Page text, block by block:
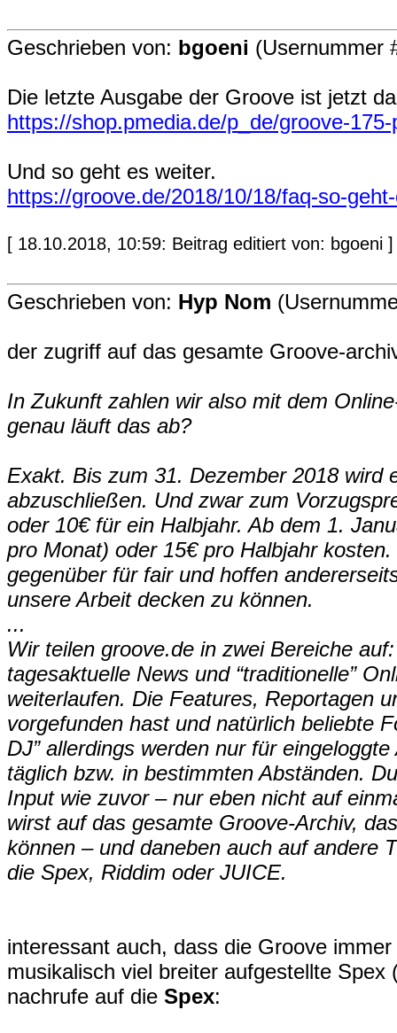
Geschrieben von: bgoeni (Usernummer
Die letzte Ausgabe der Groove ist jetzt
https://shop.pmedia.de/p_de/groove-
Und so geht es weiter.
https://groove.de/2018/10/18/faq-so-
[ 18.10.2018, 10:59: Beitrag editiert von: bgoeni ]
Geschrieben von: Hyp Nom
der zugriff auf das gesamte Groove-
In Zukunft zahlen wir also mit dem
genau läuft das ab?
Exakt. Bis zum 31. Dezember 2018 wird
abzuschließen. Und zwar zum
oder 10€ für ein Halbjahr. Ab dem 1.
pro Monat) oder 15€ pro Halbjahr
gegenüber für fair und hoffen
unsere Arbeit decken zu können.
...
Wir teilen groove.de in zwei Bereiche
tagesaktuelle News und “traditionelle”
weiterlaufen. Die Features, Reportagen
vorgefunden hast und natürlich beliebte
DJ” allerdings werden nur für
täglich bzw. in bestimmten Abständen.
Input wie zuvor – nur eben nicht auf
wirst auf das gesamte Groove-Archiv,
können – und daneben auch auf andere
die Spex, Riddim oder JUICE.
interessant auch, dass die Groove
musikalisch viel breiter aufgestellte Spex
nachrufe auf die Spex: